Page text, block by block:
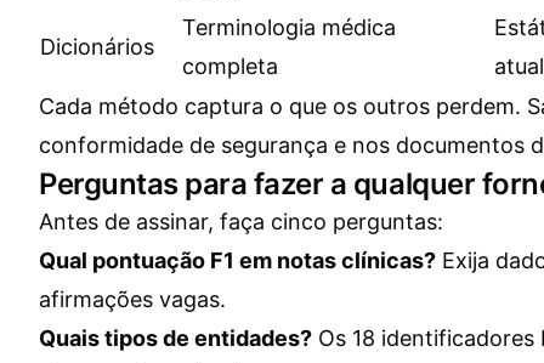
Dicionários
Terminologia médica
completa
Cada método captura o que os outros perdem.
conformidade de segurança e nos documentos
Perguntas para fazer a qualquer
Antes de assinar, faça cinco perguntas:
Qual pontuação F1 em notas clínicas? Exija
afirmações vagas.
Quais tipos de entidades? Os 18 identificadores